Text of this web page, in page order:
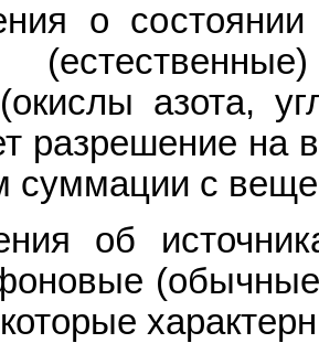
о
азота,
разрешение на
суммации с
об